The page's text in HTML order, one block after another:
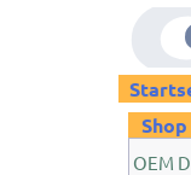
OEM